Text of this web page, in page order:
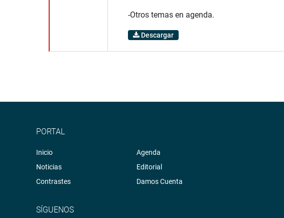
-Otros temas en agenda.
Descargar
PORTAL
Inicio
Noticias
Contrastes
Agenda
Editorial
Damos Cuenta
SÍGUENOS